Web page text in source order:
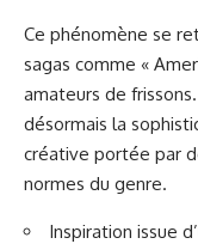
Ce phénomène se
sagas comme «
amateurs de
désormais la
créative portée par
normes du genre.
Inspiration issue